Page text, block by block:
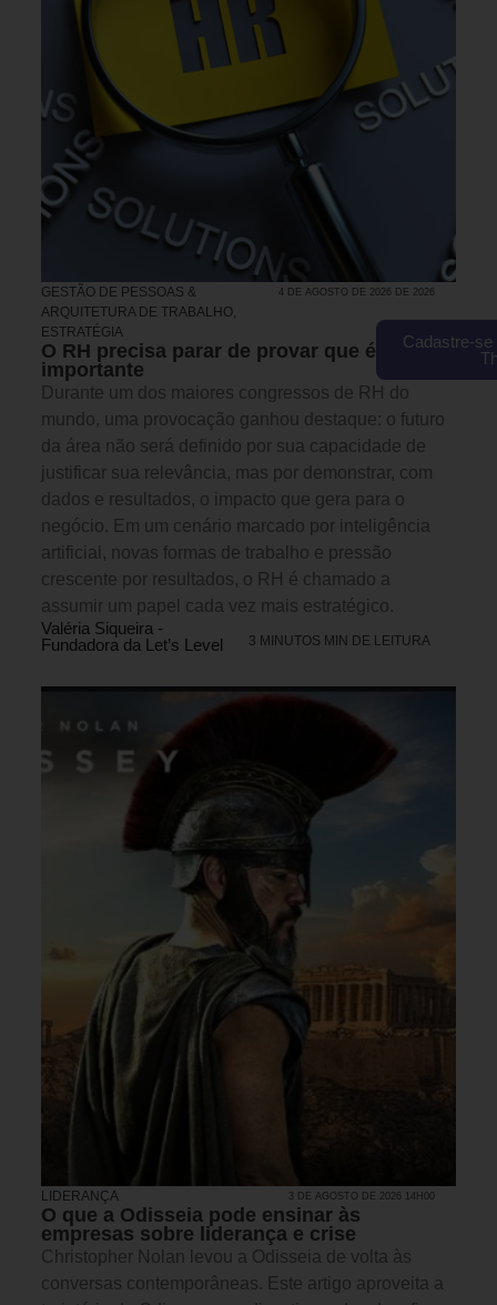
GESTÃO DE PESSOAS &
ARQUITETURA DE TRABALHO,
ESTRATÉGIA
4 DE AGOSTO DE 2026 DE 2026
O RH precisa parar de provar que é
importante
Durante um dos maiores congressos de RH do
mundo, uma provocação ganhou destaque: o futuro
da área não será definido por sua capacidade de
justificar sua relevância, mas por demonstrar, com
dados e resultados, o impacto que gera para o
negócio. Em um cenário marcado por inteligência
artificial, novas formas de trabalho e pressão
crescente por resultados, o RH é chamado a
assumir um papel cada vez mais estratégico.
Valéria Siqueira -
Fundadora da Let’s Level
3 MINUTOS MIN DE LEITURA
LIDERANÇA 3 DE AGOSTO DE 2026 14H00
O que a Odisseia pode ensinar às
empresas sobre liderança e crise
Christopher Nolan levou a Odisseia de volta às
conversas contemporâneas. Este artigo aproveita a
Cadastre-